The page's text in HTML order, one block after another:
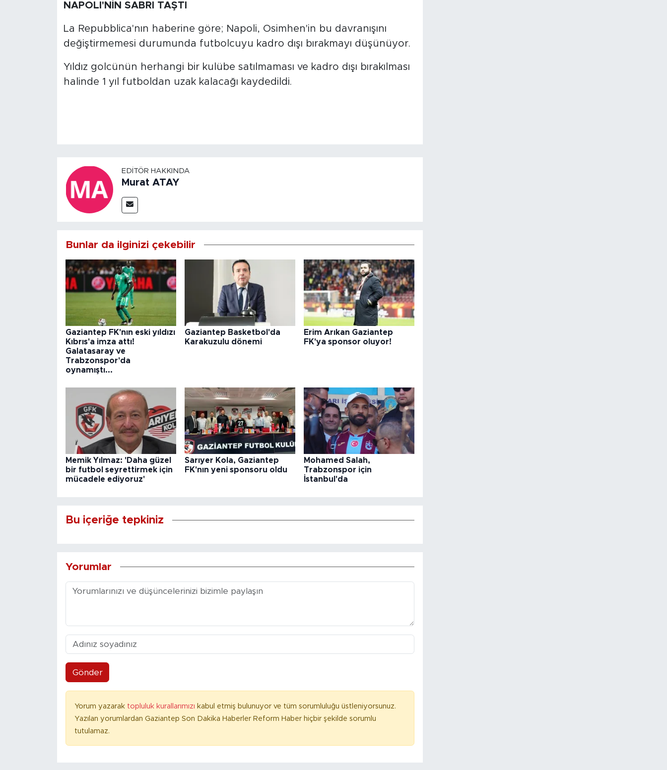
NAPOLI'NİN SABRI TAŞTI
La Repubblica'nın haberine göre; Napoli, Osimhen'in bu davranışını
değiştirmemesi durumunda futbolcuyu kadro dışı bırakmayı düşünüyor.
Yıldız golcünün herhangi bir kulübe satılmaması ve kadro dışı bırakılması
halinde 1 yıl futboldan uzak kalacağı kaydedildi.
EDITÖR HAKKINDA
Murat ATAY
Bunlar da ilginizi çekebilir
Gaziantep FK'nın eski yıldızı
Kıbrıs'a imza attı!
Galatasaray ve
Trabzonspor'da
oynamıştı...
Gaziantep Basketbol'da
Karakuzulu dönemi
Erim Arıkan Gaziantep
FK'ya sponsor oluyor!
Memik Yılmaz: 'Daha güzel
bir futbol seyrettirmek için
mücadele ediyoruz'
Sarıyer Kola, Gaziantep
FK'nın yeni sponsoru oldu
Mohamed Salah,
Trabzonspor için
İstanbul'da
Bu içeriğe tepkiniz
Yorumlar
Gönder
Yorum yazarak topluluk kurallarımızı kabul etmiş bulunuyor ve tüm sorumluluğu üstleniyorsunuz.
Yazılan yorumlardan Gaziantep Son Dakika Haberler Reform Haber hiçbir şekilde sorumlu
tutulamaz.